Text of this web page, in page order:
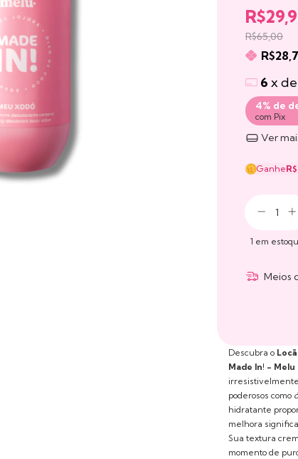
R$65,00
6 x
4% de
com Pix
Ver
Ganhe
1 em
Meios
Descubra o
Made In! -
poderosos como
hidratante
melhora
Sua textura
momento de